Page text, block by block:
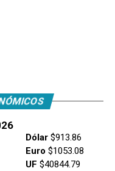
Dólar$913.86
Euro $1053.08
UF $40844.79